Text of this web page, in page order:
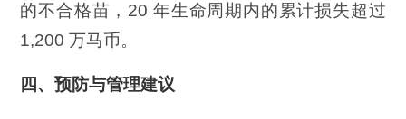
的不合格苗，20 年生命周期内的累计损失超过
1,200 万马币。
四、预防与管理建议